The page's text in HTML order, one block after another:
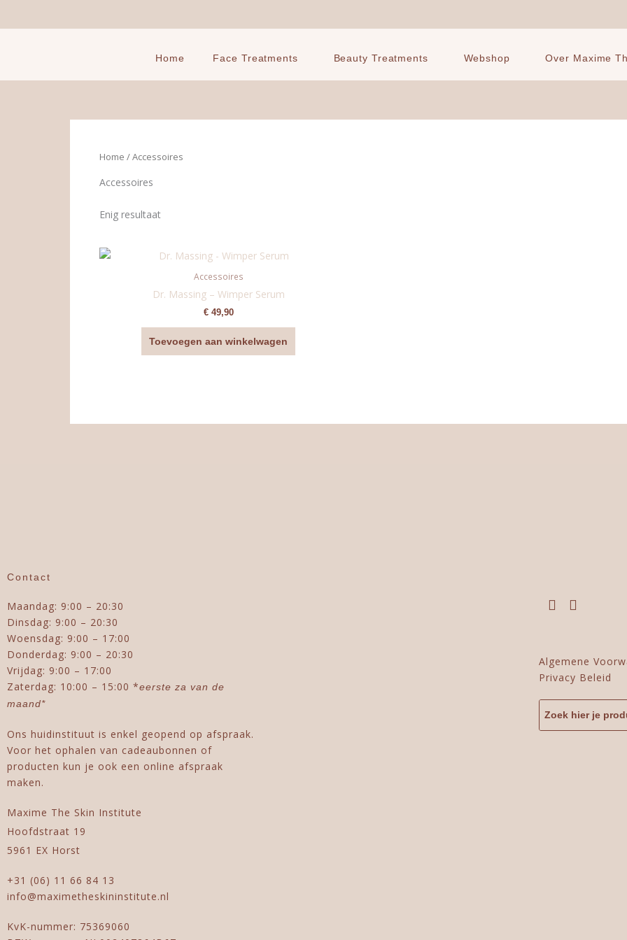
Home Face Treatments Beauty Treatments Webshop Over Maxime
Home / Accessoires
Accessoires
Enig resultaat
Accessoires
Dr. Massing – Wimper Serum
€49,90
Toevoegen aan winkelwagen
Contact
Maandag: 9:00 – 20:30
Dinsdag: 9:00 – 20:30
Woensdag: 9:00 – 17:00
Donderdag: 9:00 – 20:30
Vrijdag: 9:00 – 17:00
Zaterdag: 10:00 – 15:00 *eerste za van de
maand*
Ons huidinstituut is enkel geopend op afspraak.
Voor het ophalen van cadeaubonnen of
producten kun je ook een online afspraak
maken.
Maxime The Skin Institute
Hoofdstraat 19
5961 EX Horst
+31 (06) 11 66 84 13
info@maximetheskininstitute.nl
KvK-nummer: 75369060
Algemene
Privacy Beleid